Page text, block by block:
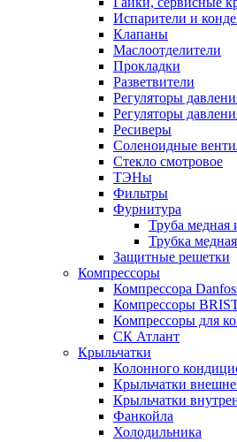
Испарители и
Клапаны
Маслоотделители
Прокладки
Разветвители
Регуляторы
Регуляторы
Ресиверы
Соленоидные
Стекло смотровое
ТЭНы
Фильтры
Фурнитура
Труба медная
Трубка
Защитные решетки
Компрессоры
Компрессора
Компрессоры
Компрессоры для
СК Атлант
Крыльчатки
Колонного
Крыльчатки
Крыльчатки
Фанкойла
Холодильника